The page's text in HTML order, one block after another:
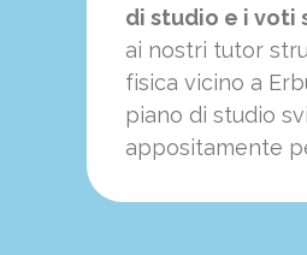
di studio e i voti
ai nostri tutor
fisica vicino a
piano di studio
appositamente